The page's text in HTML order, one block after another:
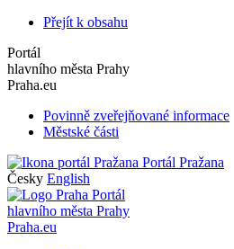
Přejít k obsahu
Portál
hlavního města Prahy
Praha.eu
Povinně zveřejňované informace
Městské části
Portál Pražana
Česky English
Portál
hlavního města Prahy
Praha.eu